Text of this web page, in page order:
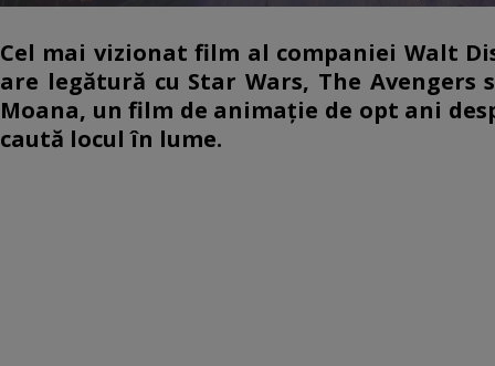
Cel mai vizionat film al companiei Walt
are legătură cu Star Wars, The Avengers
Moana, un film de animație de opt ani
caută locul în lume.